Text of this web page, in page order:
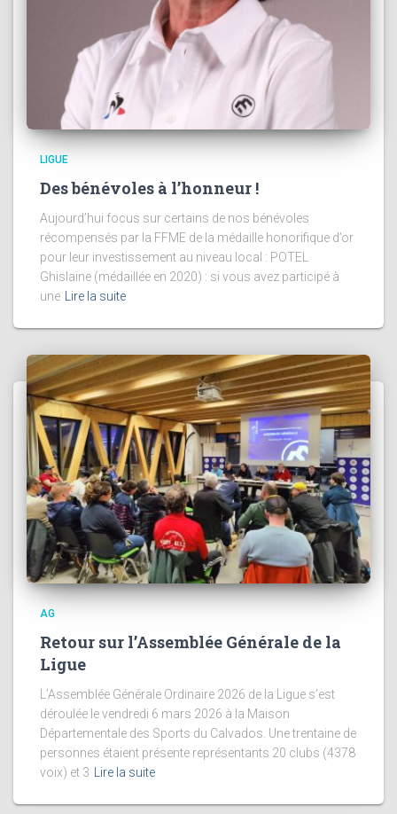
LIGUE
Des bénévoles à l’honneur !
Aujourd’hui focus sur certains de nos bénévoles
récompensés par la FFME de la médaille honorifique d’or
pour leur investissement au niveau local : POTEL
Ghislaine (médaillée en 2020) : si vous avez participé à
une
Lire la suite
AG
Retour sur l’Assemblée Générale de la
Ligue
L’Assemblée Générale Ordinaire 2026 de la Ligue s’est
déroulée le vendredi 6 mars 2026 à la Maison
Départementale des Sports du Calvados. Une trentaine de
personnes étaient présente représentants 20 clubs (4378
voix) et 3 Lire la suite